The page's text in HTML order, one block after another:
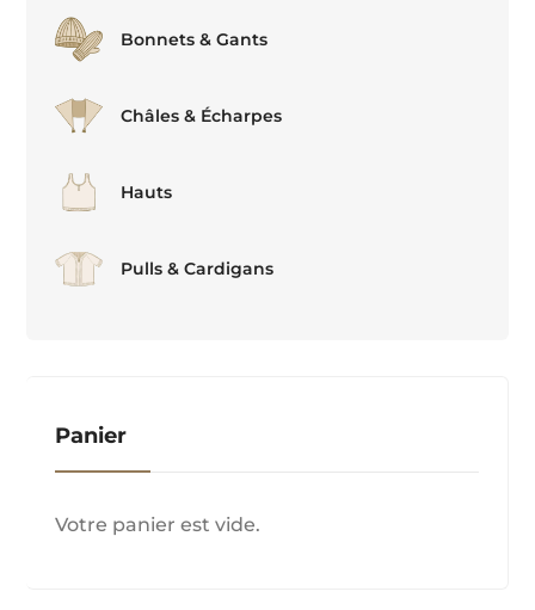
Bonnets & Gants
Châles & Écharpes
Hauts
Pulls & Cardigans
Panier
Votre panier est vide.